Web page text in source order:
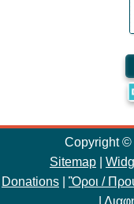
Copyright ©
Sitemap
Donations
Ὃροι /